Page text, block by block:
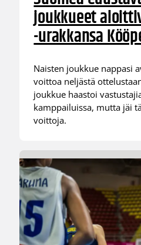
joukkueet
-urakkansa
Naisten joukkue nappasi
voittoa neljästä
joukkue haastoi
kamppailuissa, mutta jäi
voittoja.